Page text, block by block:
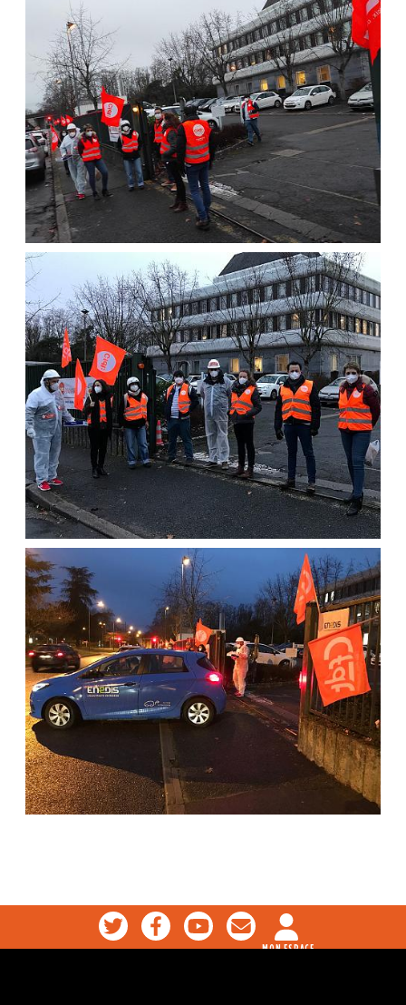
MON ESPACE